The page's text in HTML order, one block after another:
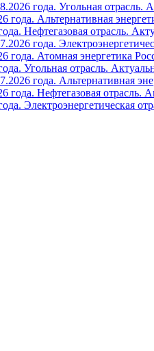
года. Угольная отрасль.
года. Альтернативная
Нефтегазовая отрасль.
года.
года. Атомная энергетика
Угольная отрасль.
года. Альтернативная
года. Нефтегазовая отрасль.
Электроэнергетическая